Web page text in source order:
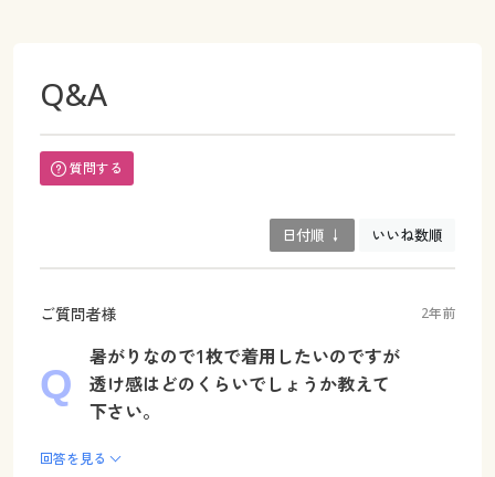
Q&A
質問する
日付順 ↓ いいね数順
ご質問者様 2年前
暑がりなので1枚で着用したいのですが
透け感はどのくらいでしょうか教えて
下さい。
回答を見る